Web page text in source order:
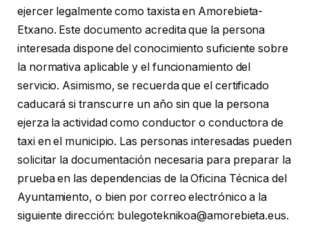
ejercer legalmente como taxista en Amorebieta-
Etxano. Este documento acredita que la persona
interesada dispone del conocimiento suficiente sobre
la normativa aplicable y el funcionamiento del
servicio. Asimismo, se recuerda que el certificado
caducará si transcurre un año sin que la persona
ejerza la actividad como conductor o conductora de
taxi en el municipio. Las personas interesadas pueden
solicitar la documentación necesaria para preparar la
prueba en las dependencias de la Oficina Técnica del
Ayuntamiento, o bien por correo electrónico a la
siguiente dirección: bulegoteknikoa@amorebieta.eus.